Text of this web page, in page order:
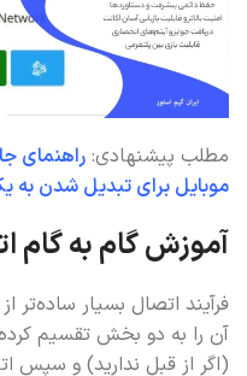
مطلب پیشنهادی: راهنمای
موبایل برای تبدیل شدن به
آموزش گام به گام
فرآیند اتصال بسیار
آن را به دو بخش تقسیم
(اگر از قبل ندارید) و سپس